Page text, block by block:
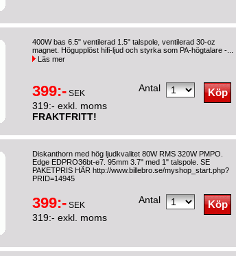
400W bas 6.5" ventilerad 1.5" talspole, ventilerad 30-oz
magnet. Högupplöst hifi-ljud och styrka som PA-högtalare -...
Läs mer
399:- SEK
319:- exkl. moms
FRAKTFRITT!
Antal
Diskanthorn med hög ljudkvalitet 80W RMS 320W PMPO.
Edge EDPRO36bt-e7. 95mm 3.7" med 1" talspole. SE
PAKETPRIS HÄR http://www.billebro.se/myshop_start.php?
PRID=14945
399:- SEK
319:- exkl. moms
Antal